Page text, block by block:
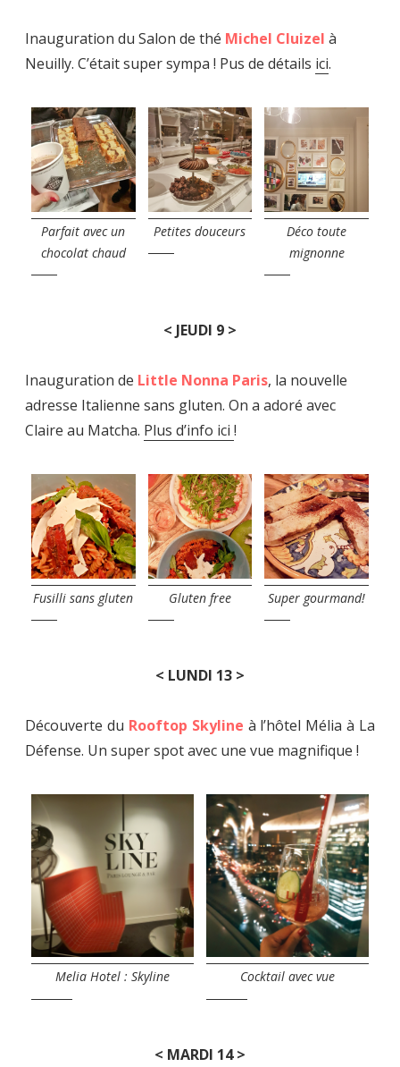
Inauguration du Salon de thé Michel Cluizel à
Neuilly. C’était super sympa ! Pus de détails ici.
Parfait avec un
chocolat chaud
Petites douceurs
Déco toute
mignonne
< JEUDI 9 >
Inauguration de Little Nonna Paris, la nouvelle
adresse Italienne sans gluten. On a adoré avec
Claire au Matcha. Plus d’info ici !
Fusilli sans gluten Gluten free Super gourmand!
< LUNDI 13 >
Découverte du Rooftop Skyline à l’hôtel Mélia à La
Défense. Un super spot avec une vue magnifique !
Melia Hotel : Skyline Cocktail avec vue
< MARDI 14 >